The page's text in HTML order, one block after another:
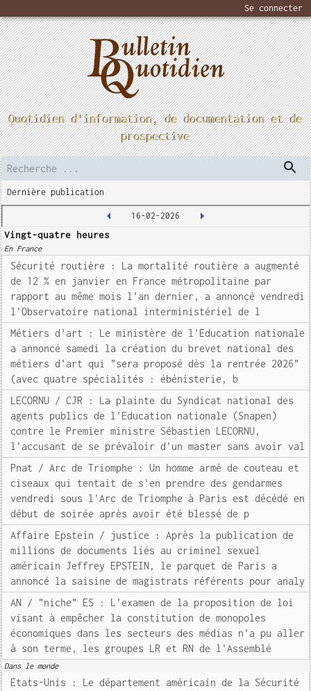
Se connecter
Quotidien d'information, de documentation et de
prospective
Dernière publication
16-02-2026
Vingt-quatre heures
En France
Sécurité routière : La mortalité routière a augmenté
de 12 % en janvier en France métropolitaine par
rapport au même mois l'an dernier, a annoncé vendredi
l'Observatoire national interministériel de l
Métiers d'art : Le ministère de l'Education nationale
a annoncé samedi la création du brevet national des
métiers d'art qui "sera proposé dès la rentrée 2026"
(avec quatre spécialités : ébénisterie, b
LECORNU / CJR : La plainte du Syndicat national des
agents publics de l'Education nationale (Snapen)
contre le Premier ministre Sébastien LECORNU,
l'accusant de se prévaloir d'un master sans avoir val
Pnat / Arc de Triomphe : Un homme armé de couteau et
ciseaux qui tentait de s'en prendre des gendarmes
vendredi sous l'Arc de Triomphe à Paris est décédé en
début de soirée après avoir été blessé de p
Affaire Epstein / justice : Après la publication de
millions de documents liés au criminel sexuel
américain Jeffrey EPSTEIN, le parquet de Paris a
annoncé la saisine de magistrats référents pour analy
AN / "niche" ES : L'examen de la proposition de loi
visant à empêcher la constitution de monopoles
économiques dans les secteurs des médias n'a pu aller
à son terme, les groupes LR et RN de l'Assemblé
Dans le monde
Etats-Unis : Le département américain de la Sécurité